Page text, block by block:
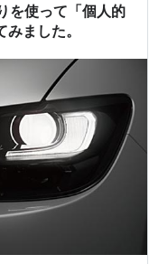
を使って「個人的
ました。